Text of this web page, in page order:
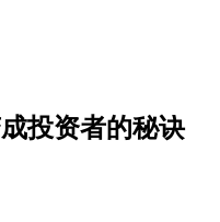
投资者的秘诀